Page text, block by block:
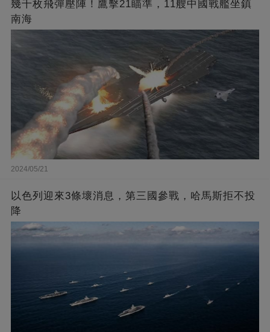
幾千枚飛彈壓陣！鷹擊21瞄準，11艘中國戰艦坐鎮
南海
2024/05/21
以色列迎來3條壞消息，第三國參戰，哈馬斯拒不投
降